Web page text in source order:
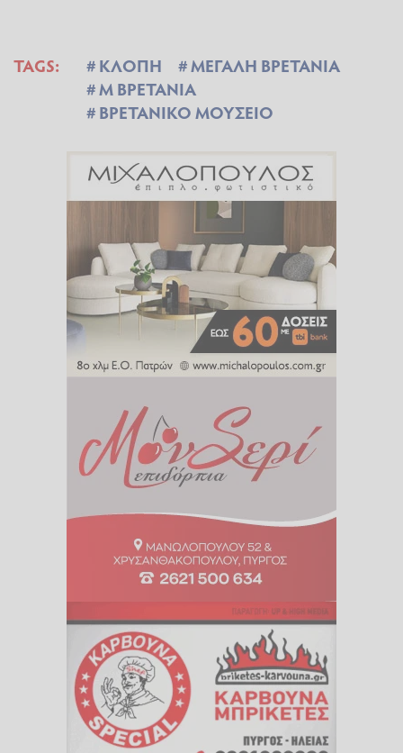
TAGS: ΚΛΟΠΗ
ΜΕΓΑΛΗ ΒΡΕΤΑΝΙΑ
Μ ΒΡΕΤΑΝΙΑ
ΒΡΕΤΑΝΙΚΟ ΜΟΥΣΕΙΟ